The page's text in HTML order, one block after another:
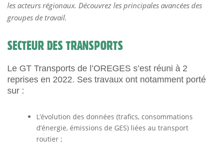
les acteurs régionaux. Découvrez les principales avancées des
groupes de travail.
SECTEUR DES TRANSPORTS
Le GT Transports de l’OREGES s’est réuni à 2
reprises en 2022. Ses travaux ont notamment porté
sur :
L’évolution des données (trafics, consommations
d’énergie, émissions de GES) liées au transport
routier ;